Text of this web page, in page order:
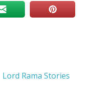
Lord Rama Stories